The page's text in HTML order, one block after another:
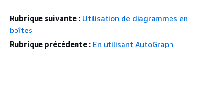
Rubrique suivante : Utilisation de diagrammes en
boîtes
Rubrique précédente : En utilisant AutoGraph